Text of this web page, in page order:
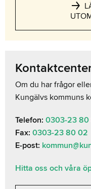
Om du har frågor
Kungälvs kommuns
Telefon: 0303-23 80
Fax: 0303-23 80 02
E-post:
Hitta oss och våra